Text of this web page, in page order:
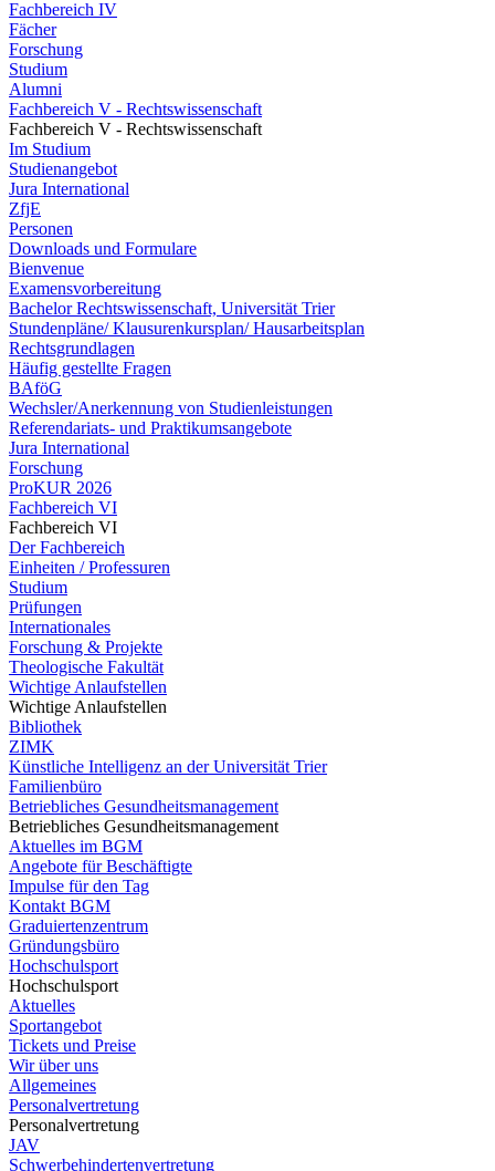
Fachbereich IV
Fächer
Forschung
Studium
Alumni
Fachbereich V - Rechtswissenschaft
Fachbereich V - Rechtswissenschaft
Im Studium
Studienangebot
Jura International
ZfjE
Personen
Downloads und Formulare
Bienvenue
Examensvorbereitung
Bachelor Rechtswissenschaft, Universität Trier
Stundenpläne/ Klausurenkursplan/ Hausarbeitsplan
Rechtsgrundlagen
Häufig gestellte Fragen
BAföG
Wechsler/Anerkennung von Studienleistungen
Referendariats- und Praktikumsangebote
Jura International
Forschung
ProKUR 2026
Fachbereich VI
Fachbereich VI
Der Fachbereich
Einheiten / Professuren
Studium
Prüfungen
Internationales
Forschung & Projekte
Theologische Fakultät
Wichtige Anlaufstellen
Wichtige Anlaufstellen
Bibliothek
ZIMK
Künstliche Intelligenz an der Universität Trier
Familienbüro
Betriebliches Gesundheitsmanagement
Betriebliches Gesundheitsmanagement
Aktuelles im BGM
Angebote für Beschäftigte
Impulse für den Tag
Kontakt BGM
Graduiertenzentrum
Gründungsbüro
Hochschulsport
Hochschulsport
Aktuelles
Sportangebot
Tickets und Preise
Wir über uns
Allgemeines
Personalvertretung
Personalvertretung
JAV
Schwerbehindertenvertretung